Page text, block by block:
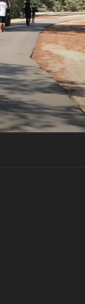
דילוג
לתוכן